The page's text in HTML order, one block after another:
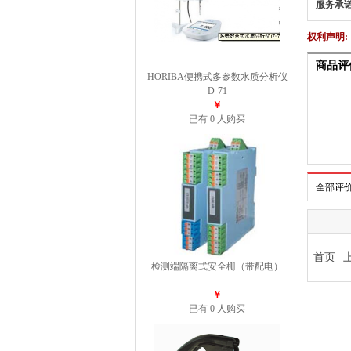
HORIBA便携式多参数水质分析仪
D-71
￥
已有 0 人购买
检测端隔离式安全栅（带配电）
￥
已有 0 人购买
服务承
权利声明: